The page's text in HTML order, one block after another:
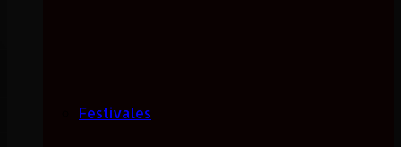
Festivales